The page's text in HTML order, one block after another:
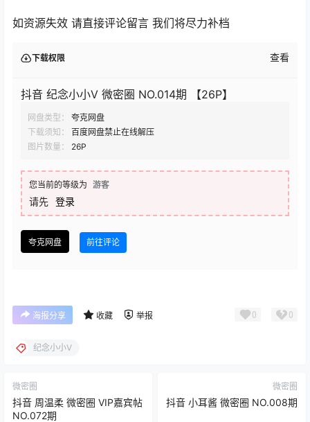
如资源失效 请直接评论留言 我们将尽力补档
下载权限 查看
抖音 纪念小小V 微密圈 NO.014期 【26P】
网盘类型：
夸克网盘
下载须知：
百度网盘禁止在线解压
图片数量：
26P
您当前的等级为 游客
请先 登录
夸克网盘 前往评论
海报分享 收藏 举报 0 0
纪念小小V
微密圈
抖音 周温柔 微密圈 VIP嘉宾帖
NO.072期
微密圈
抖音 小耳酱 微密圈 NO.008期